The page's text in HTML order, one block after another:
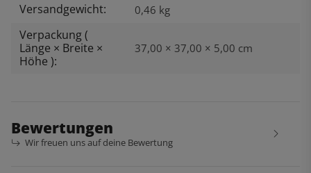
Versandgewicht: 0,46 kg
Verpackung (
Länge × Breite ×
Höhe ):
37,00 × 37,00 × 5,00 cm
Bewertungen
Wir freuen uns auf deine Bewertung